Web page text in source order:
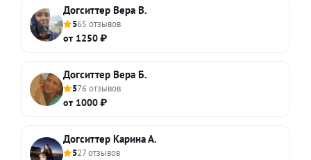
Догситтер Вера В.
565 отзывов
от 1250 ₽
Догситтер Вера Б.
576 отзывов
от 1000 ₽
Догситтер Карина А.
527 отзывов